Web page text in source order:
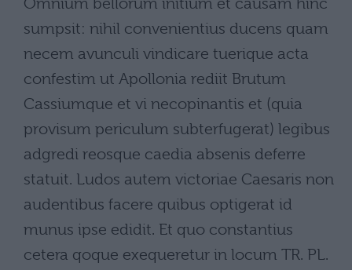
sumpsit: nihil convenientius ducens quam
necem avunculi vindicare tuerique acta
confestim ut Apollonia rediit Brutum
Cassiumque et vi necopinantis et (quia
provisum periculum subterfugerat) legibus
adgredi reosque caedia absenis deferre
statuit. Ludos autem victoriae Caesaris non
audentibus facere quibus optigerat id
munus ipse edidit. Et quo constantius
cetera qoque exequeretur in locum TR. PL.